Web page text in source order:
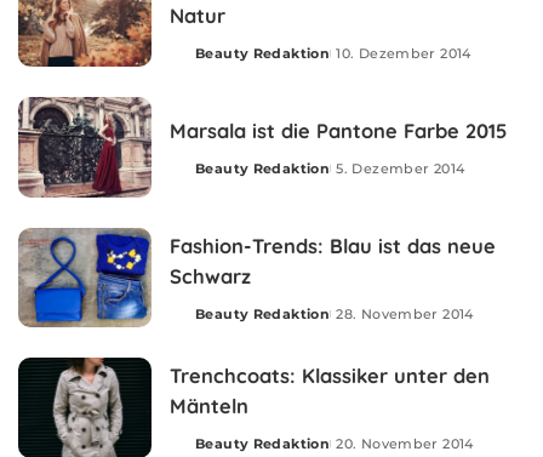
Natur
Posted
Beauty Redaktion 10. Dezember 2014
Marsala ist die Pantone Farbe 2015
Posted
Beauty Redaktion 5. Dezember 2014
Fashion-Trends: Blau ist das neue
Schwarz
Posted
Beauty Redaktion 28. November 2014
Trenchcoats: Klassiker unter den
Mänteln
Posted
Beauty Redaktion 20. November 2014